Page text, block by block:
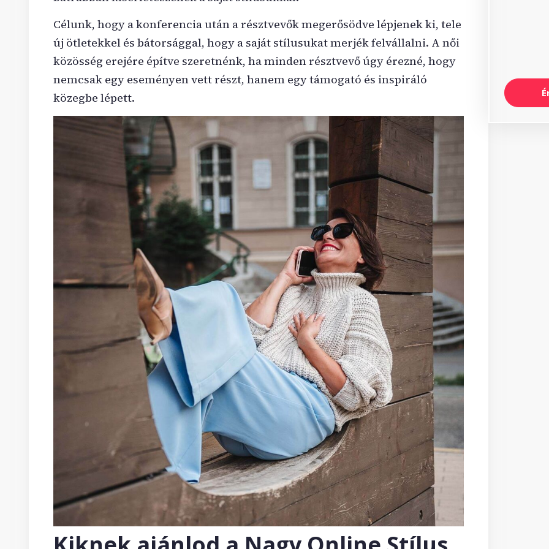
Célunk, hogy a konferencia után a résztvevők megerősödve lépjenek ki, tele
új ötletekkel és bátorsággal, hogy a saját stílusukat merjék felvállalni. A női
közösség erejére építve szeretnénk, ha minden résztvevő úgy érezné, hogy
nemcsak egy eseményen vett részt, hanem egy támogató és inspiráló
közegbe lépett.